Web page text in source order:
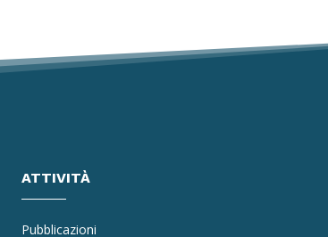
ATTIVITÀ
Pubblicazioni